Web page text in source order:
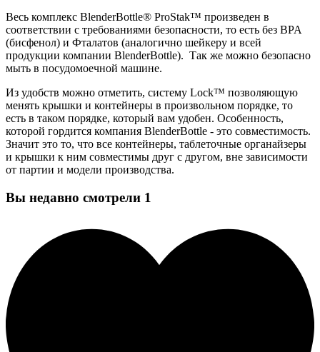
Весь комплекс BlenderBottle® ProStak™ произведен в
соответствии с требованиями безопасности, то есть без BPA
(бисфенол) и Фталатов (аналогично шейкеру и всей
продукции компании BlenderBottle). Так же можно безопасно
мыть в посудомоечной машине.
Из удобств можно отметить, систему Lock™ позволяющую
менять крышки и контейнеры в произвольном порядке, то
есть в таком порядке, который вам удобен. Особенность,
которой гордится компания BlenderBottle - это совместимость.
Значит это то, что все контейнеры, таблеточные органайзеры
и крышки к ним совместимы друг с другом, вне зависимости
от партии и модели производства.
Вы недавно смотрели 1